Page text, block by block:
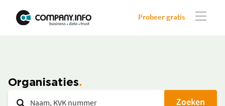
Probeer gratis
Organisaties
Zoeken